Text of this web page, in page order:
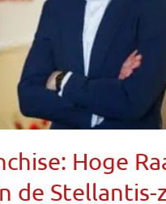
Hoge
de Stellantis-